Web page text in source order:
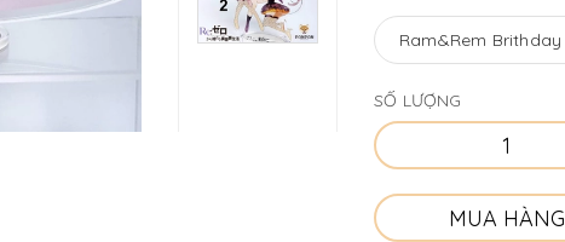
SỐ LƯỢNG
MUA HÀNG